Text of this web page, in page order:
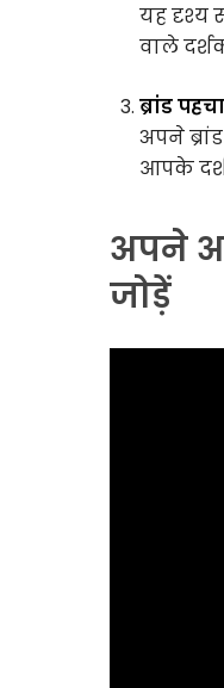
यह दृश्य
वाले
ब्रांड
अपने
आपके
अपने
जोड़ें